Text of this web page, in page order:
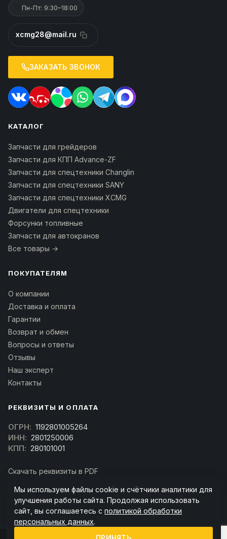
Пн-Пт: 9:30–18:00
xcmg28@mail.ru
ЗАКАЗАТЬ ЗВОНОК
КАТАЛОГ
Запчасти для грейдеров
Запчасти для КПП Advance-ZF
Запчасти для спецтехники Changlin
Запчасти для спецтехники SANY
Запчасти для спецтехники XCMG
Двигатели для спецтехники
Форсунки топливные
Запчасти для автокранов
Все товары →
ПОКУПАТЕЛЯМ
О компании
Доставка и оплата
Гарантии
Возврат и обмен
Вопросы и ответы
Отзывы
Наш эксперт
Контакты
РЕКВИЗИТЫ И ОПЛАТА
ОГРН: 1192801005264
ИНН: 2801250006
КПП: 280101001
Скачать реквизиты в PDF
(Скачать договор)
Мы используем файлы cookie и счётчики аналитики для
улучшения работы сайта. Продолжая использовать
сайт, вы соглашаетесь с политикой обработки
персональных данных.